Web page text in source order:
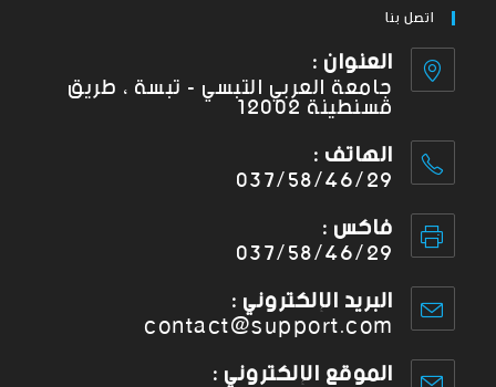
اتصل بنا
العنوان :
جامعة العربي التبسي - تبسة ، طريق
قسنطينة 12002
الهاتف :
037/58/46/29
فاكس :
037/58/46/29
البريد الإلكتروني :
contact@support.com
الموقع الإلكتروني :